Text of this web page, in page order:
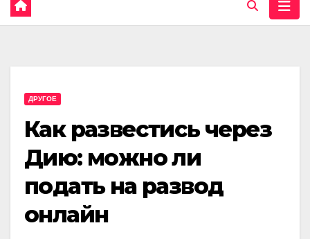
ДРУГОЕ
Как развестись через
Дию: можно ли
подать на развод
онлайн